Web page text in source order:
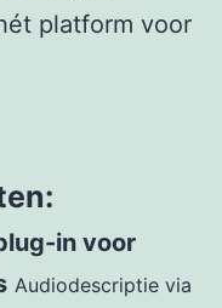
platform voor
in voor
Audiodescriptie via